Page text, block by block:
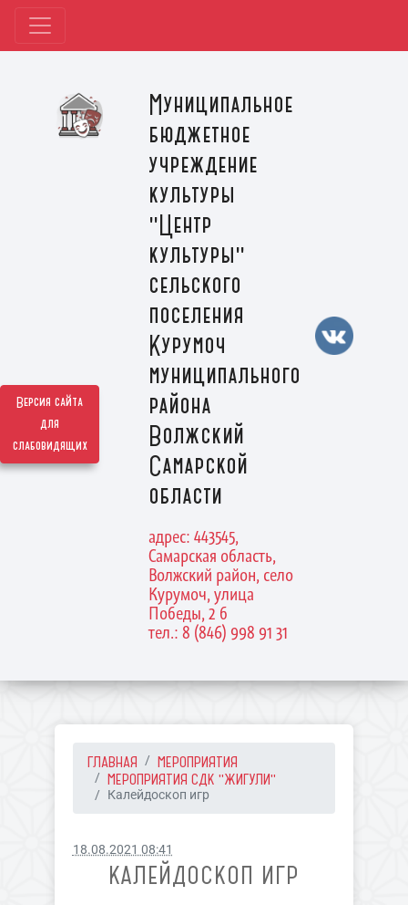
Версия сайта
для
слабовидящих
Муниципальное
бюджетное
учреждение
культуры
"Центр
культуры"
сельского
поселения
Курумоч
муниципального
района
Волжский
Самарской
области
адрес: 443545,
Самарская область,
Волжский район, село
Курумоч, улица
Победы, 2 б
тел.: 8 (846) 998 91 31
ГЛАВНАЯ
МЕРОПРИЯТИЯ
МЕРОПРИЯТИЯ СДК "ЖИГУЛИ"
Калейдоскоп игр
18.08.2021 08:41
КАЛЕЙДОСКОП ИГР